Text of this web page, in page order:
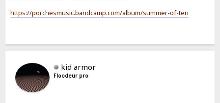
https://porchesmusic.bandcamp.com/album/summer-of-ten
kid armor
Floodeur pro